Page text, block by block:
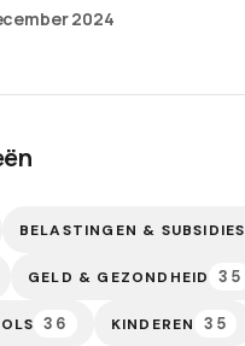
2024
BELASTINGEN & SUBSIDIES
GELD & GEZONDHEID 35
36 KINDEREN 35